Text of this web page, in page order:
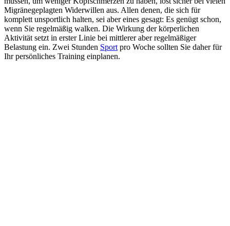
Migränegeplagten Widerwillen aus. Allen denen, die sich für
komplett unsportlich halten, sei aber eines gesagt: Es genügt schon,
wenn Sie regelmäßig walken. Die Wirkung der körperlichen
Aktivität setzt in erster Linie bei mittlerer aber regelmäßiger
Belastung ein. Zwei Stunden Sport pro Woche sollten Sie daher für
Ihr persönliches Training einplanen.